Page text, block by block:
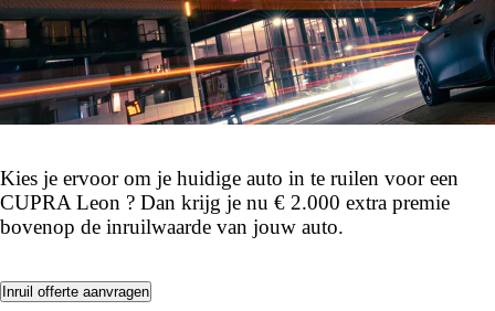
Kies je ervoor om je huidige auto in te ruilen voor een
CUPRA Leon ? Dan krijg je nu € 2.000 extra premie
bovenop de inruilwaarde van jouw auto.
Inruil offerte aanvragen